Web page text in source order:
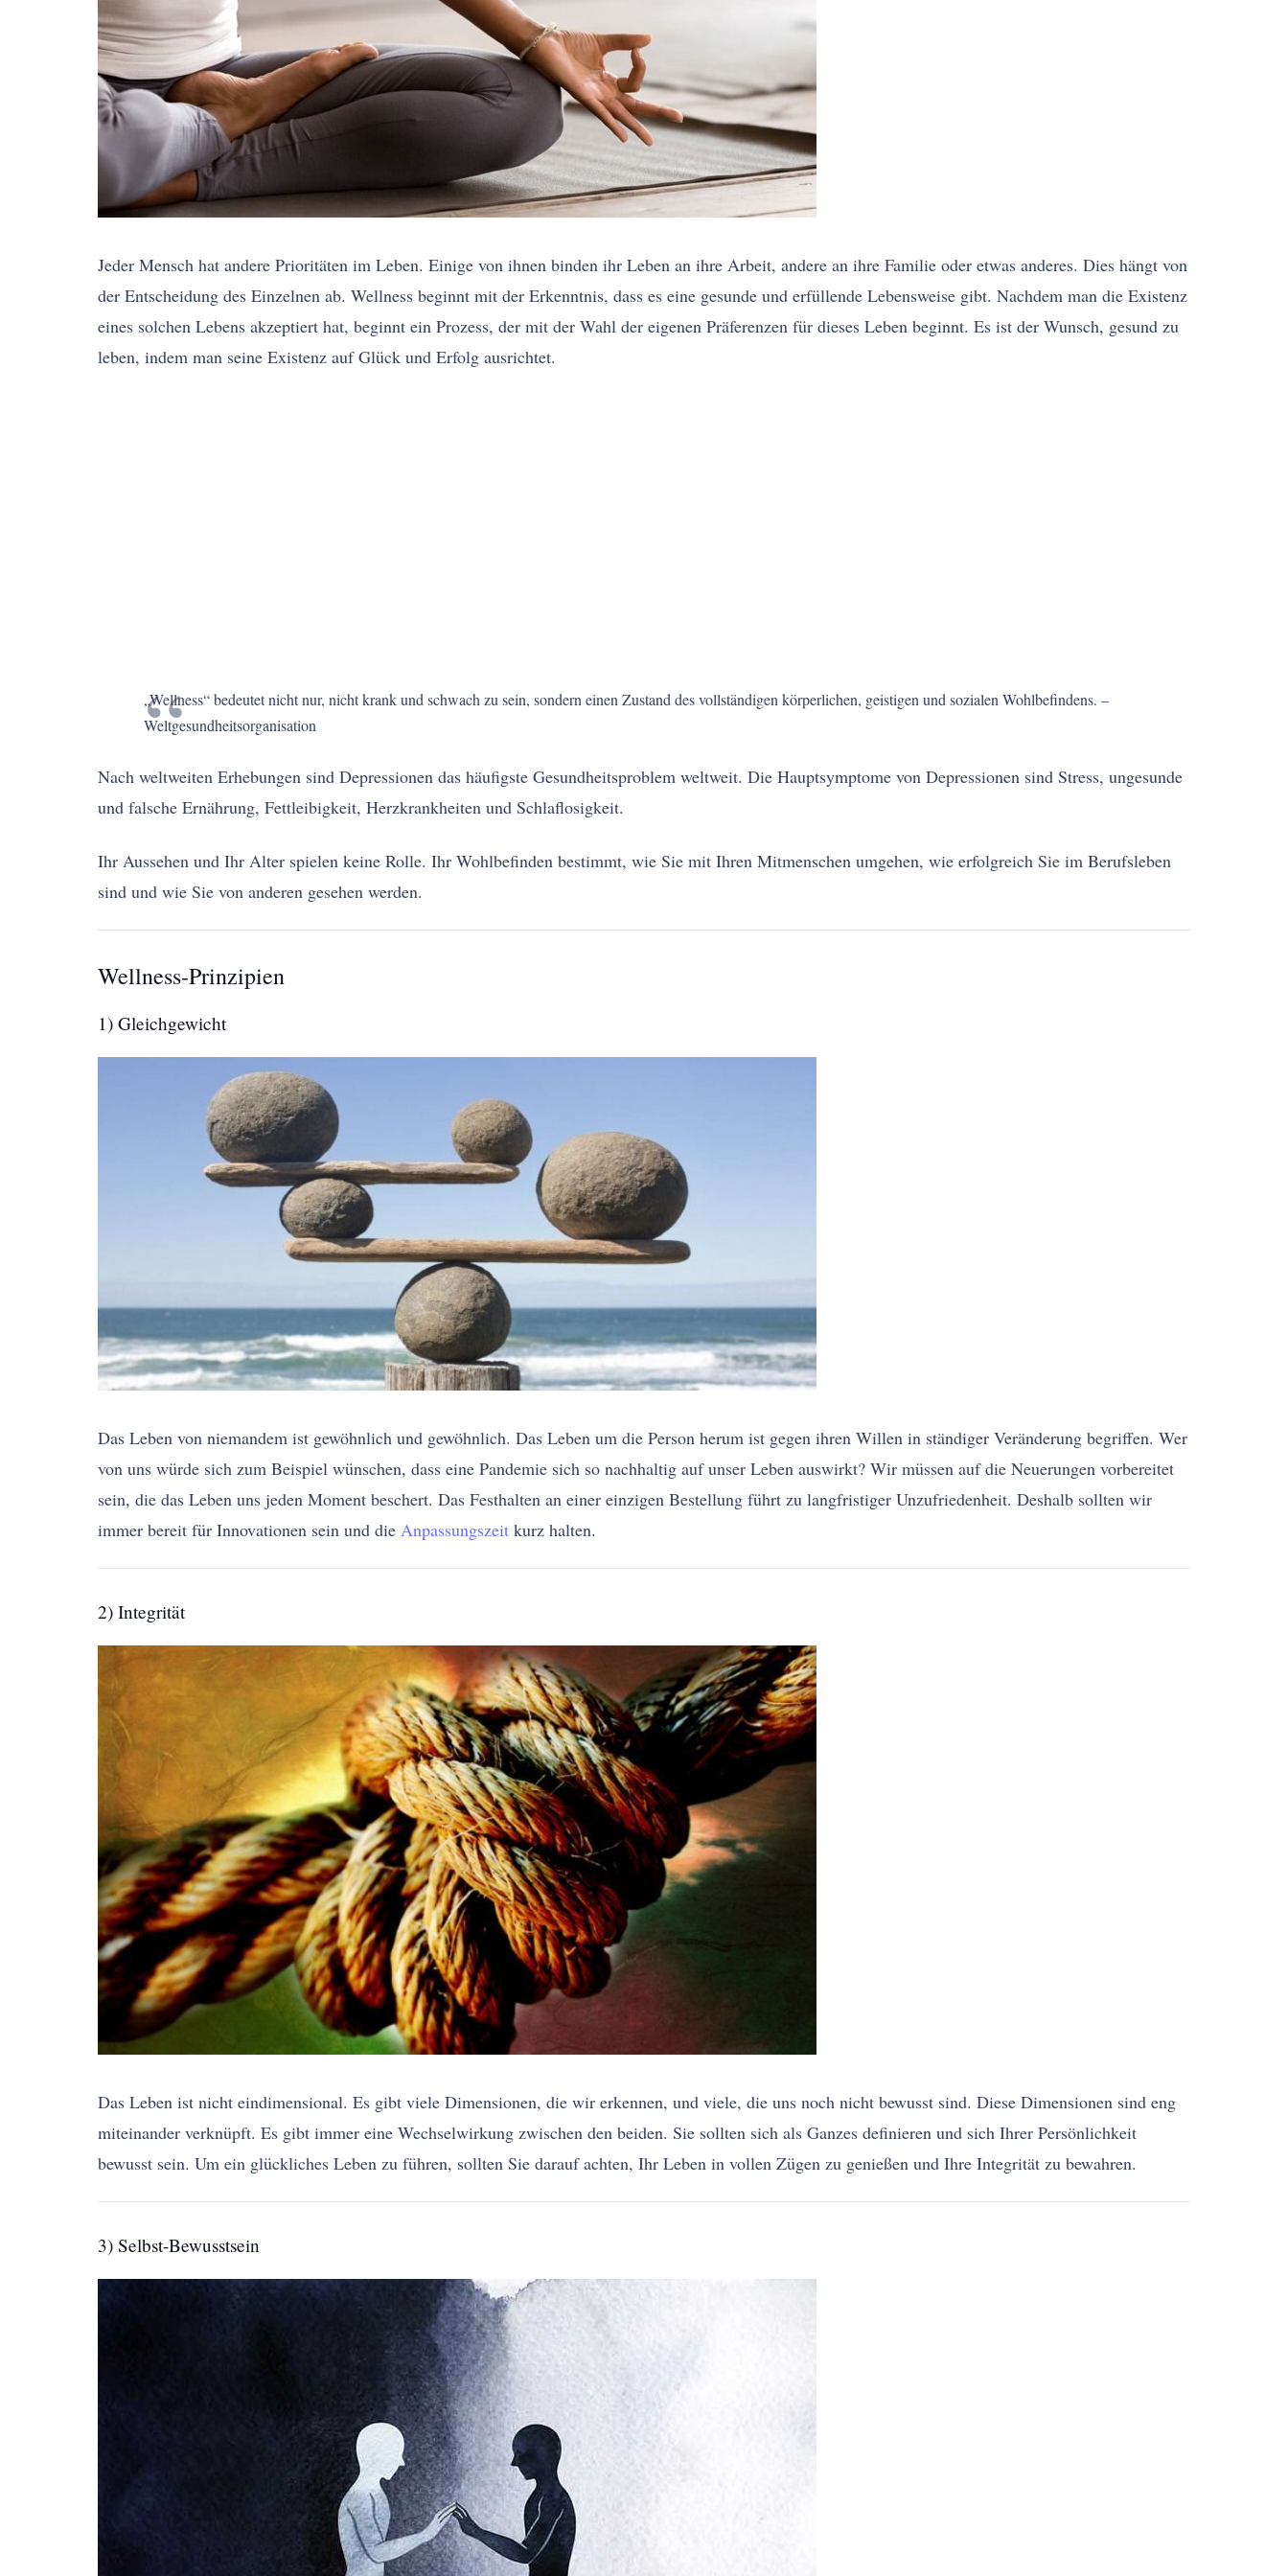
Jeder Mensch hat andere Prioritäten im Leben. Einige von ihnen binden ihr Leben an ihre Arbeit, andere an ihre Familie oder etwas anderes. Dies hängt von
der Entscheidung des Einzelnen ab. Wellness beginnt mit der Erkenntnis, dass es eine gesunde und erfüllende Lebensweise gibt. Nachdem man die Existenz
eines solchen Lebens akzeptiert hat, beginnt ein Prozess, der mit der Wahl der eigenen Präferenzen für dieses Leben beginnt. Es ist der Wunsch, gesund zu
leben, indem man seine Existenz auf Glück und Erfolg ausrichtet.
„Wellness“ bedeutet nicht nur, nicht krank und schwach zu sein, sondern einen Zustand des vollständigen körperlichen, geistigen und sozialen Wohlbefindens. –
Weltgesundheitsorganisation
Nach weltweiten Erhebungen sind Depressionen das häufigste Gesundheitsproblem weltweit. Die Hauptsymptome von Depressionen sind Stress, ungesunde
und falsche Ernährung, Fettleibigkeit, Herzkrankheiten und Schlaflosigkeit.
Ihr Aussehen und Ihr Alter spielen keine Rolle. Ihr Wohlbefinden bestimmt, wie Sie mit Ihren Mitmenschen umgehen, wie erfolgreich Sie im Berufsleben
sind und wie Sie von anderen gesehen werden.
Wellness-Prinzipien
1) Gleichgewicht
Das Leben von niemandem ist gewöhnlich und gewöhnlich. Das Leben um die Person herum ist gegen ihren Willen in ständiger Veränderung begriffen. Wer
von uns würde sich zum Beispiel wünschen, dass eine Pandemie sich so nachhaltig auf unser Leben auswirkt? Wir müssen auf die Neuerungen vorbereitet
sein, die das Leben uns jeden Moment beschert. Das Festhalten an einer einzigen Bestellung führt zu langfristiger Unzufriedenheit. Deshalb sollten wir
immer bereit für Innovationen sein und die Anpassungszeit kurz halten.
2) Integrität
Das Leben ist nicht eindimensional. Es gibt viele Dimensionen, die wir erkennen, und viele, die uns noch nicht bewusst sind. Diese Dimensionen sind eng
miteinander verknüpft. Es gibt immer eine Wechselwirkung zwischen den beiden. Sie sollten sich als Ganzes definieren und sich Ihrer Persönlichkeit
bewusst sein. Um ein glückliches Leben zu führen, sollten Sie darauf achten, Ihr Leben in vollen Zügen zu genießen und Ihre Integrität zu bewahren.
3) Selbst-Bewusstsein